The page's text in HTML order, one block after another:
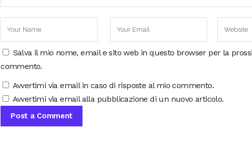
Salva il mio nome, email e sito web in questo browser per la
commento.
Avvertimi via email in caso di risposte al mio commento.
Avvertimi via email alla pubblicazione di un nuovo articolo.